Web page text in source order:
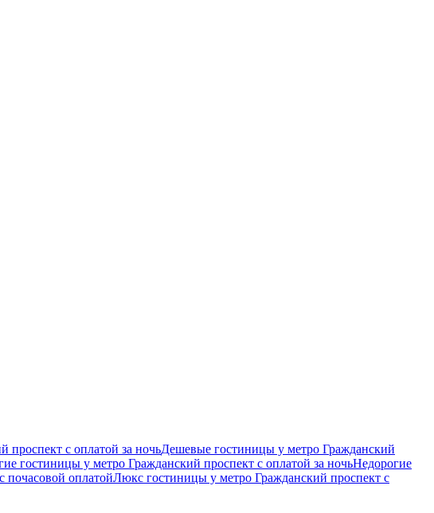
с оплатой за ночьДешевые гостиницы у метро Гражданский
гостиницы у метро Гражданский проспект с оплатой за ночьНедорогие
почасовой оплатойЛюкс гостиницы у метро Гражданский проспект с